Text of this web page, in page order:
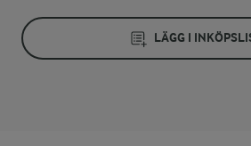
LÄGG I